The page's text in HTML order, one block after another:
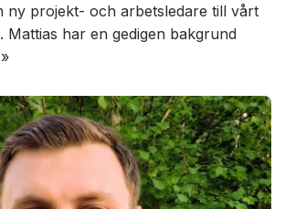
ny projekt- och arbetsledare till vårt
Mattias har en gedigen bakgrund